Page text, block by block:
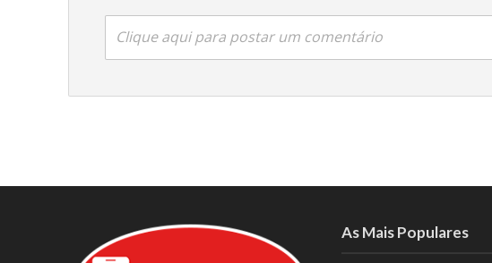
Clique aqui para postar um comentário
As Mais Populares